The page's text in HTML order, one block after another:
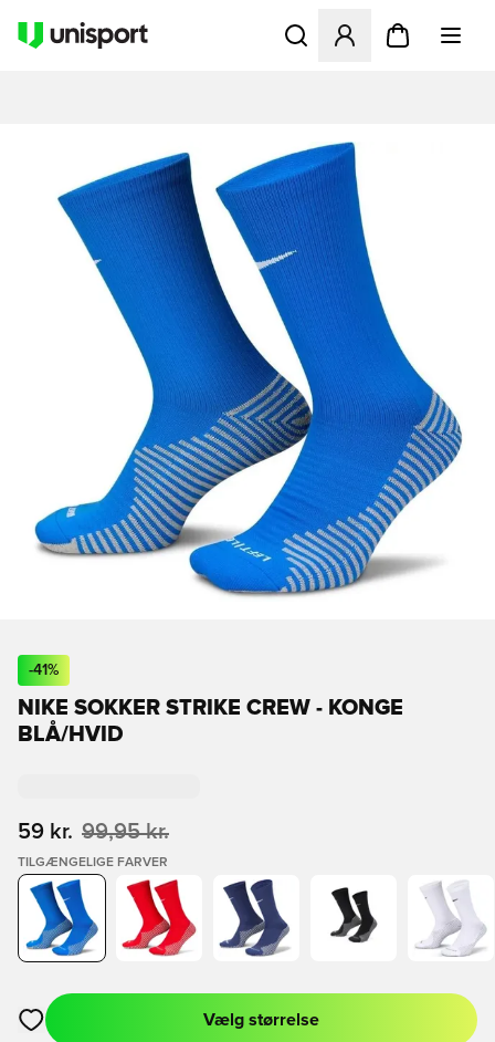
Åbner en Modal til at
-41%
NIKE SOKKER STRIKE CREW - KONGE
BLÅ/HVID
59 kr. 99,95 kr.
TILGÆNGELIGE FARVER
Åbner en Modal til at logge ind eller tilmelde dig som medlem
Vælg størrelse